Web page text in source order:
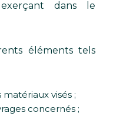
exerçant dans le
éléments tels
visés ;
concernés ;